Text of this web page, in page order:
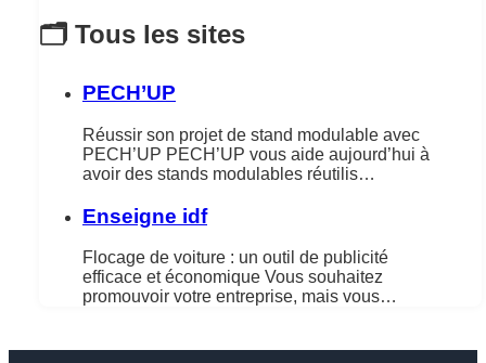
🗂️ Tous les sites
PECH’UP
Réussir son projet de stand modulable avec
PECH’UP PECH’UP vous aide aujourd’hui à
avoir des stands modulables réutilis…
Enseigne idf
Flocage de voiture : un outil de publicité
efficace et économique Vous souhaitez
promouvoir votre entreprise, mais vous…